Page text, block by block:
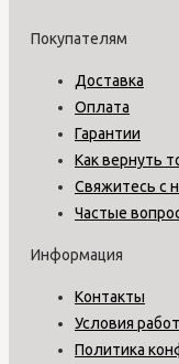
Покупателям
Доставка
Оплата
Гарантии
Как вернуть
Свяжитесь с
Частые
Информация
Контакты
Условия
Политика